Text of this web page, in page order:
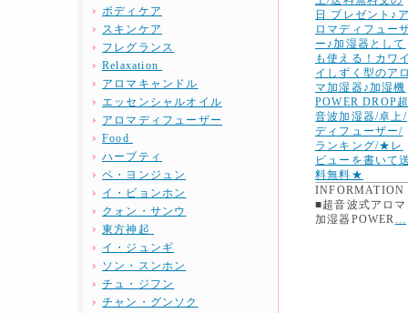
INFORMATION
■超音波式アロマ
加湿器POWER ...
ボディケア
スキンケア
フレグランス
Relaxation
アロマキャンドル
エッセンシャルオイル
アロマディフューザー
Food
ハーブティ
ペ・ヨンジュン
イ・ビョンホン
クォン・サンウ
東方神起
イ・ジュンギ
ソン・スンホン
チュ・ジフン
チャン・グンソク